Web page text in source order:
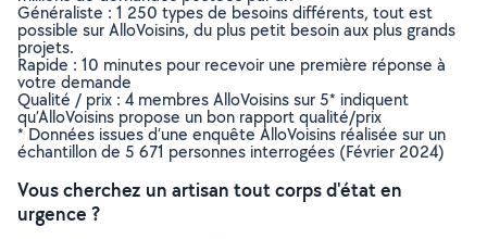
Généraliste : 1 250 types de besoins différents, tout est
possible sur AlloVoisins, du plus petit besoin aux plus grands
projets.
Rapide : 10 minutes pour recevoir une première réponse à
votre demande
Qualité / prix : 4 membres AlloVoisins sur 5* indiquent
qu’AlloVoisins propose un bon rapport qualité/prix
* Données issues d’une enquête AlloVoisins réalisée sur un
échantillon de 5 671 personnes interrogées (Février 2024)
Vous cherchez un artisan tout corps d'état en
urgence ?